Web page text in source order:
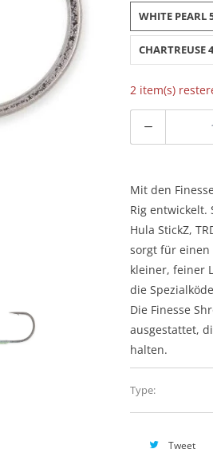
WHITE PEARL
CHARTREUSE
2 item(s)
Mit den
Rig entwickelt.
Hula StickZ,
sorgt für einen
kleiner, feiner
die
Die Finesse
ausgestattet,
halten.
Type:
Tweet